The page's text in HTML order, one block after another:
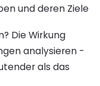
und deren Ziele
Die Wirkung
analysieren -
als das